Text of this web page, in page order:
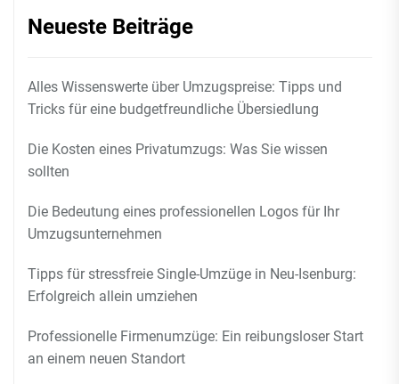
Neueste Beiträge
Alles Wissenswerte über Umzugspreise: Tipps und
Tricks für eine budgetfreundliche Übersiedlung
Die Kosten eines Privatumzugs: Was Sie wissen
sollten
Die Bedeutung eines professionellen Logos für Ihr
Umzugsunternehmen
Tipps für stressfreie Single-Umzüge in Neu-Isenburg:
Erfolgreich allein umziehen
Professionelle Firmenumzüge: Ein reibungsloser Start
an einem neuen Standort